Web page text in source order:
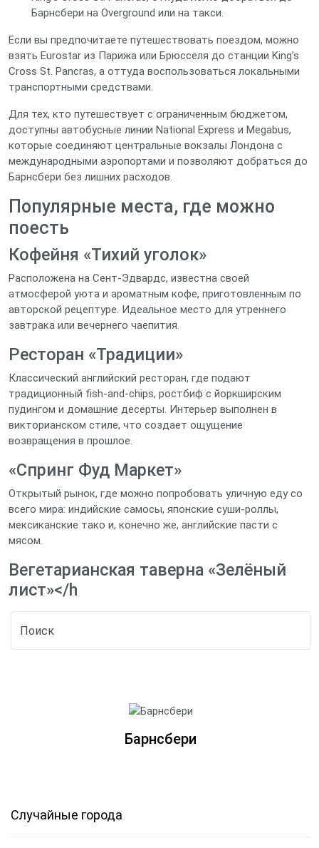
Барнсбери на Overground или на такси.
Если вы предпочитаете путешествовать поездом, можно
взять Eurostar из Парижа или Брюсселя до станции King’s
Cross St. Pancras, а оттуда воспользоваться локальными
транспортными средствами.
Для тех, кто путешествует с ограниченным бюджетом,
доступны автобусные линии National Express и Megabus,
которые соединяют центральные вокзалы Лондона с
международными аэропортами и позволяют добраться до
Барнсбери без лишних расходов.
Популярные места, где можно
поесть
Кофейня «Тихий уголок»
Расположена на Сент‑Эдвардс, известна своей
атмосферой уюта и ароматным кофе, приготовленным по
авторской рецептуре. Идеальное место для утреннего
завтрака или вечернего чаепития.
Ресторан «Традиции»
Классический английский ресторан, где подают
традиционный fish‑and‑chips, ростбиф с йоркширским
пудингом и домашние десерты. Интерьер выполнен в
викторианском стиле, что создает ощущение
возвращения в прошлое.
«Спринг Фуд Маркет»
Открытый рынок, где можно попробовать уличную еду со
всего мира: индийские самосы, японские суши‑роллы,
мексиканские тако и, конечно же, английские пасти с
мясом.
Вегетарианская таверна «Зелёный
лист»</h
Барнсбери
Случайные города